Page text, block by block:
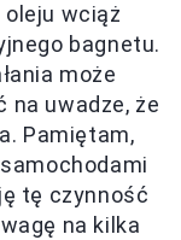
wciąż
bagnetu.
może
na uwadze, że
Pamiętam,
tę czynność
na kilka